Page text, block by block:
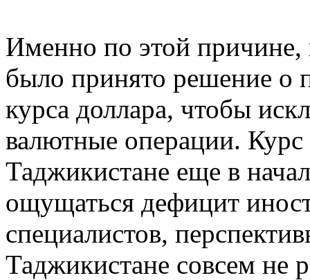
Именно по этой причине,
было принято решение о
курса доллара, чтобы
валютные операции. Курс
Таджикистане еще в
ощущаться дефицит
специалистов,
Таджикистане совсем не